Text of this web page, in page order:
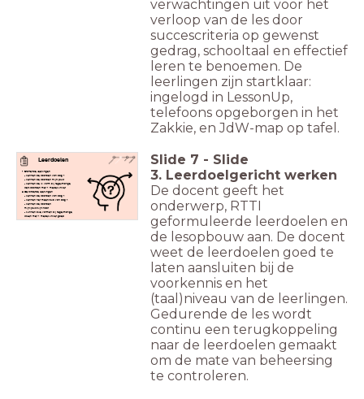
verwachtingen uit voor het
verloop van de les door
succescriteria op gewenst
gedrag, schooltaal en effectief
leren te benoemen. De
leerlingen zijn startklaar:
ingelogd in LessonUp,
telefoons opgeborgen in het
Zakkie, en JdW-map op tafel.
Leerdoelen
Startende leerlingen
- kennen de woorden van dag 1
- kennen de woorden mijn/jouw
- kennen de ik vorm bij regelmatige
werkwoorden met 1 medeklinker
Gevorderde leerlingen
- kennen de woorden van dag 1
- kennen het meervoud van dag 1
- kennen de woorden
mijn/jouw/zijn/haar
- kunnen alle vormen bij regelmatige
ww-en met 1 medeklinker goed
schrijven
Slide 7 - Slide
3. Leerdoelgericht werken
De docent geeft het
onderwerp, RTTI
geformuleerde leerdoelen en
de lesopbouw aan. De docent
weet de leerdoelen goed te
laten aansluiten bij de
voorkennis en het
(taal)niveau van de leerlingen.
Gedurende de les wordt
continu een terugkoppeling
naar de leerdoelen gemaakt
om de mate van beheersing
te controleren.